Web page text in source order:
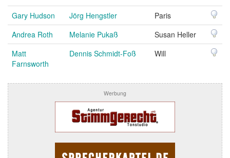
Gary Hudson
Jörg Hengstler
Paris
Andrea Roth
Melanie Pukaß
Susan Heller
Matt
Farnsworth
Dennis Schmidt-Foß Will
Werbung